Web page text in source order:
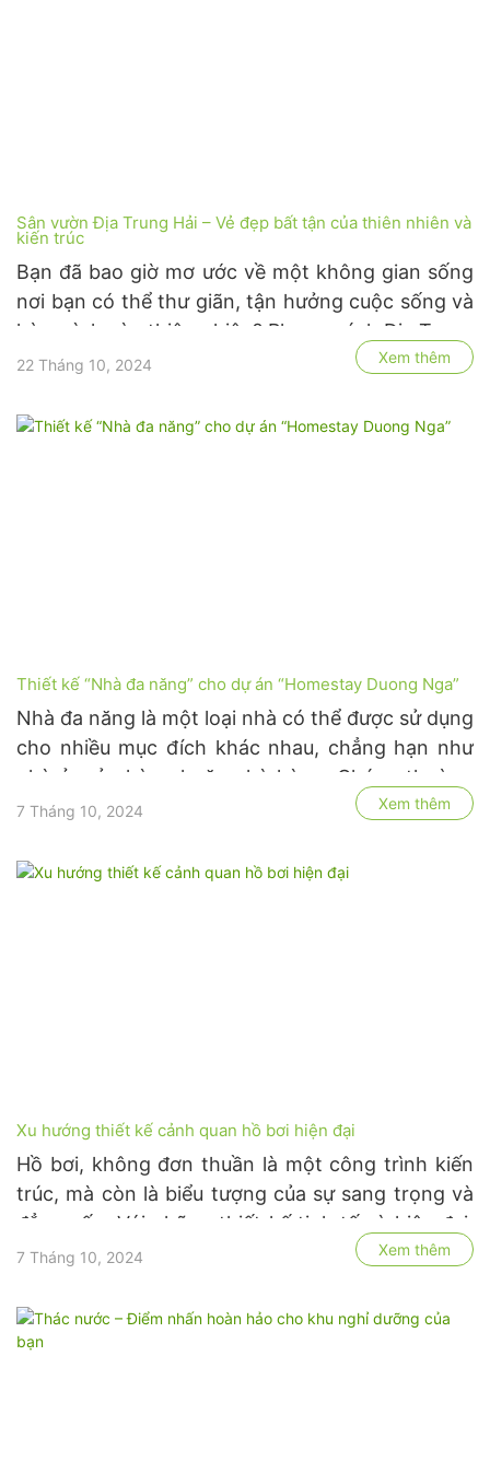
Sân vườn Địa Trung Hải – Vẻ đẹp bất tận của thiên nhiên và
kiến trúc
Bạn đã bao giờ mơ ước về một không gian sống
nơi bạn có thể thư giãn, tận hưởng cuộc sống và
hòa mình vào thiên nhiên? Phong cách Địa Trung
Hải sẽ mang đến cho bạn điều đó. Phong cách
người yêu thích thiên …
22 Tháng 10, 2024 Xem thêm
Thiết kế “Nhà đa năng” cho dự án “Homestay Duong Nga”
Nhà đa năng là một loại nhà có thể được sử dụng
cho nhiều mục đích khác nhau, chẳng hạn như
nhà ở, cửa hàng hoặc nhà hàng. Chúng thường
được thiết kế với các không gian linh hoạt và có
nhau của người sử …
7 Tháng 10, 2024 Xem thêm
Xu hướng thiết kế cảnh quan hồ bơi hiện đại
Hồ bơi, không đơn thuần là một công trình kiến
trúc, mà còn là biểu tượng của sự sang trọng và
đẳng cấp. Với những thiết kế tinh tế và hiện đại,
hồ bơi đã trở thành tâm điểm của không gian
phá những xu …
7 Tháng 10, 2024 Xem thêm